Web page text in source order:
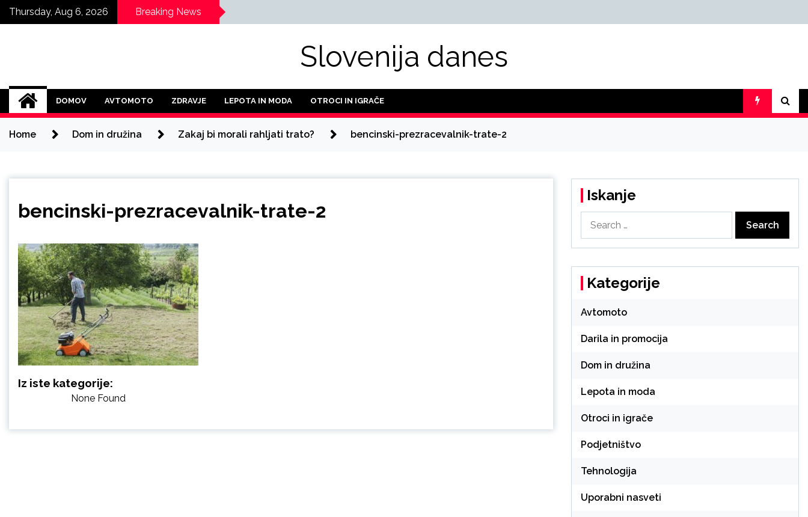
SkipThursday, Aug 6, 2026 Breaking News
Slovenija danes
DOMOV AVTOMOTO ZDRAVJE LEPOTA IN MODA OTROCI IN IGRAČE
Home Dom in družina Zakaj bi morali rahljati trato? bencinski-prezracevalnik-trate-2
bencinski-prezracevalnik-trate-2
Iz iste kategorije:
None Found
Iskanje
for:
Kategorije
Avtomoto
Darila in promocija
Dom in družina
Lepota in moda
Otroci in igrače
Podjetništvo
Tehnologija
Uporabni nasveti